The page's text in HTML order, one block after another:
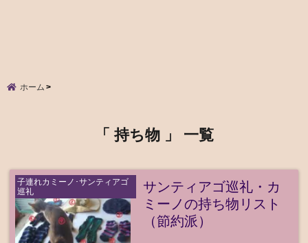
ホーム
「 持ち物 」 一覧
子連れカミーノ･サンティアゴ
巡礼
サンティアゴ巡礼・カ
ミーノの持ち物リスト
（節約派）